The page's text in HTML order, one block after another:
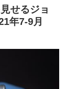
せるジョ
年7-9月